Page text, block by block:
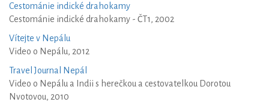
Cestománie indické drahokamy
Cestománie indické drahokamy - ČT1, 2002
Vítejte v Nepálu
Video o Nepálu, 2012
Travel Journal Nepál
Video o Nepálu a Indii s herečkou a cestovatelkou Dorotou
Nvotovou, 2010